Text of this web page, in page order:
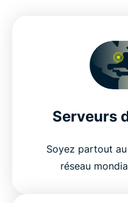
Serveurs
Soyez partout
réseau